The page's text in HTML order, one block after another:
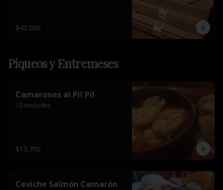
$42.000
Piqueos y Entremeses
Camarones al Pil Pil
10 unidades.
$13.700
Ceviche Salmón Camarón